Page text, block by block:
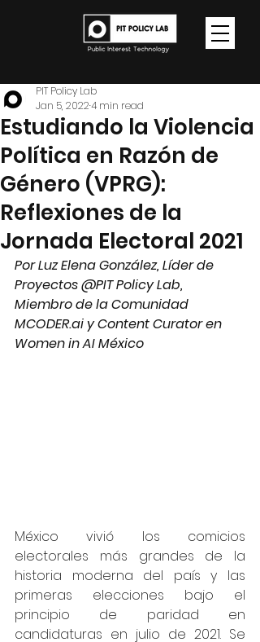
Estudiando la Violencia
Política en Razón de
Género (VPRG):
Reflexiones de la
Jornada Electoral 2021
PIT Policy Lab
Jan 5, 20224 min read
Por Luz Elena González, Líder de
Proyectos @PIT Policy Lab,
Miembro de la Comunidad
MCODER.ai y Content Curator en
Women in AI México
México vivió los comicios
electorales más grandes de la
historia moderna del país y las
primeras elecciones bajo el
principio de paridad en
candidaturas en julio de 2021. Se